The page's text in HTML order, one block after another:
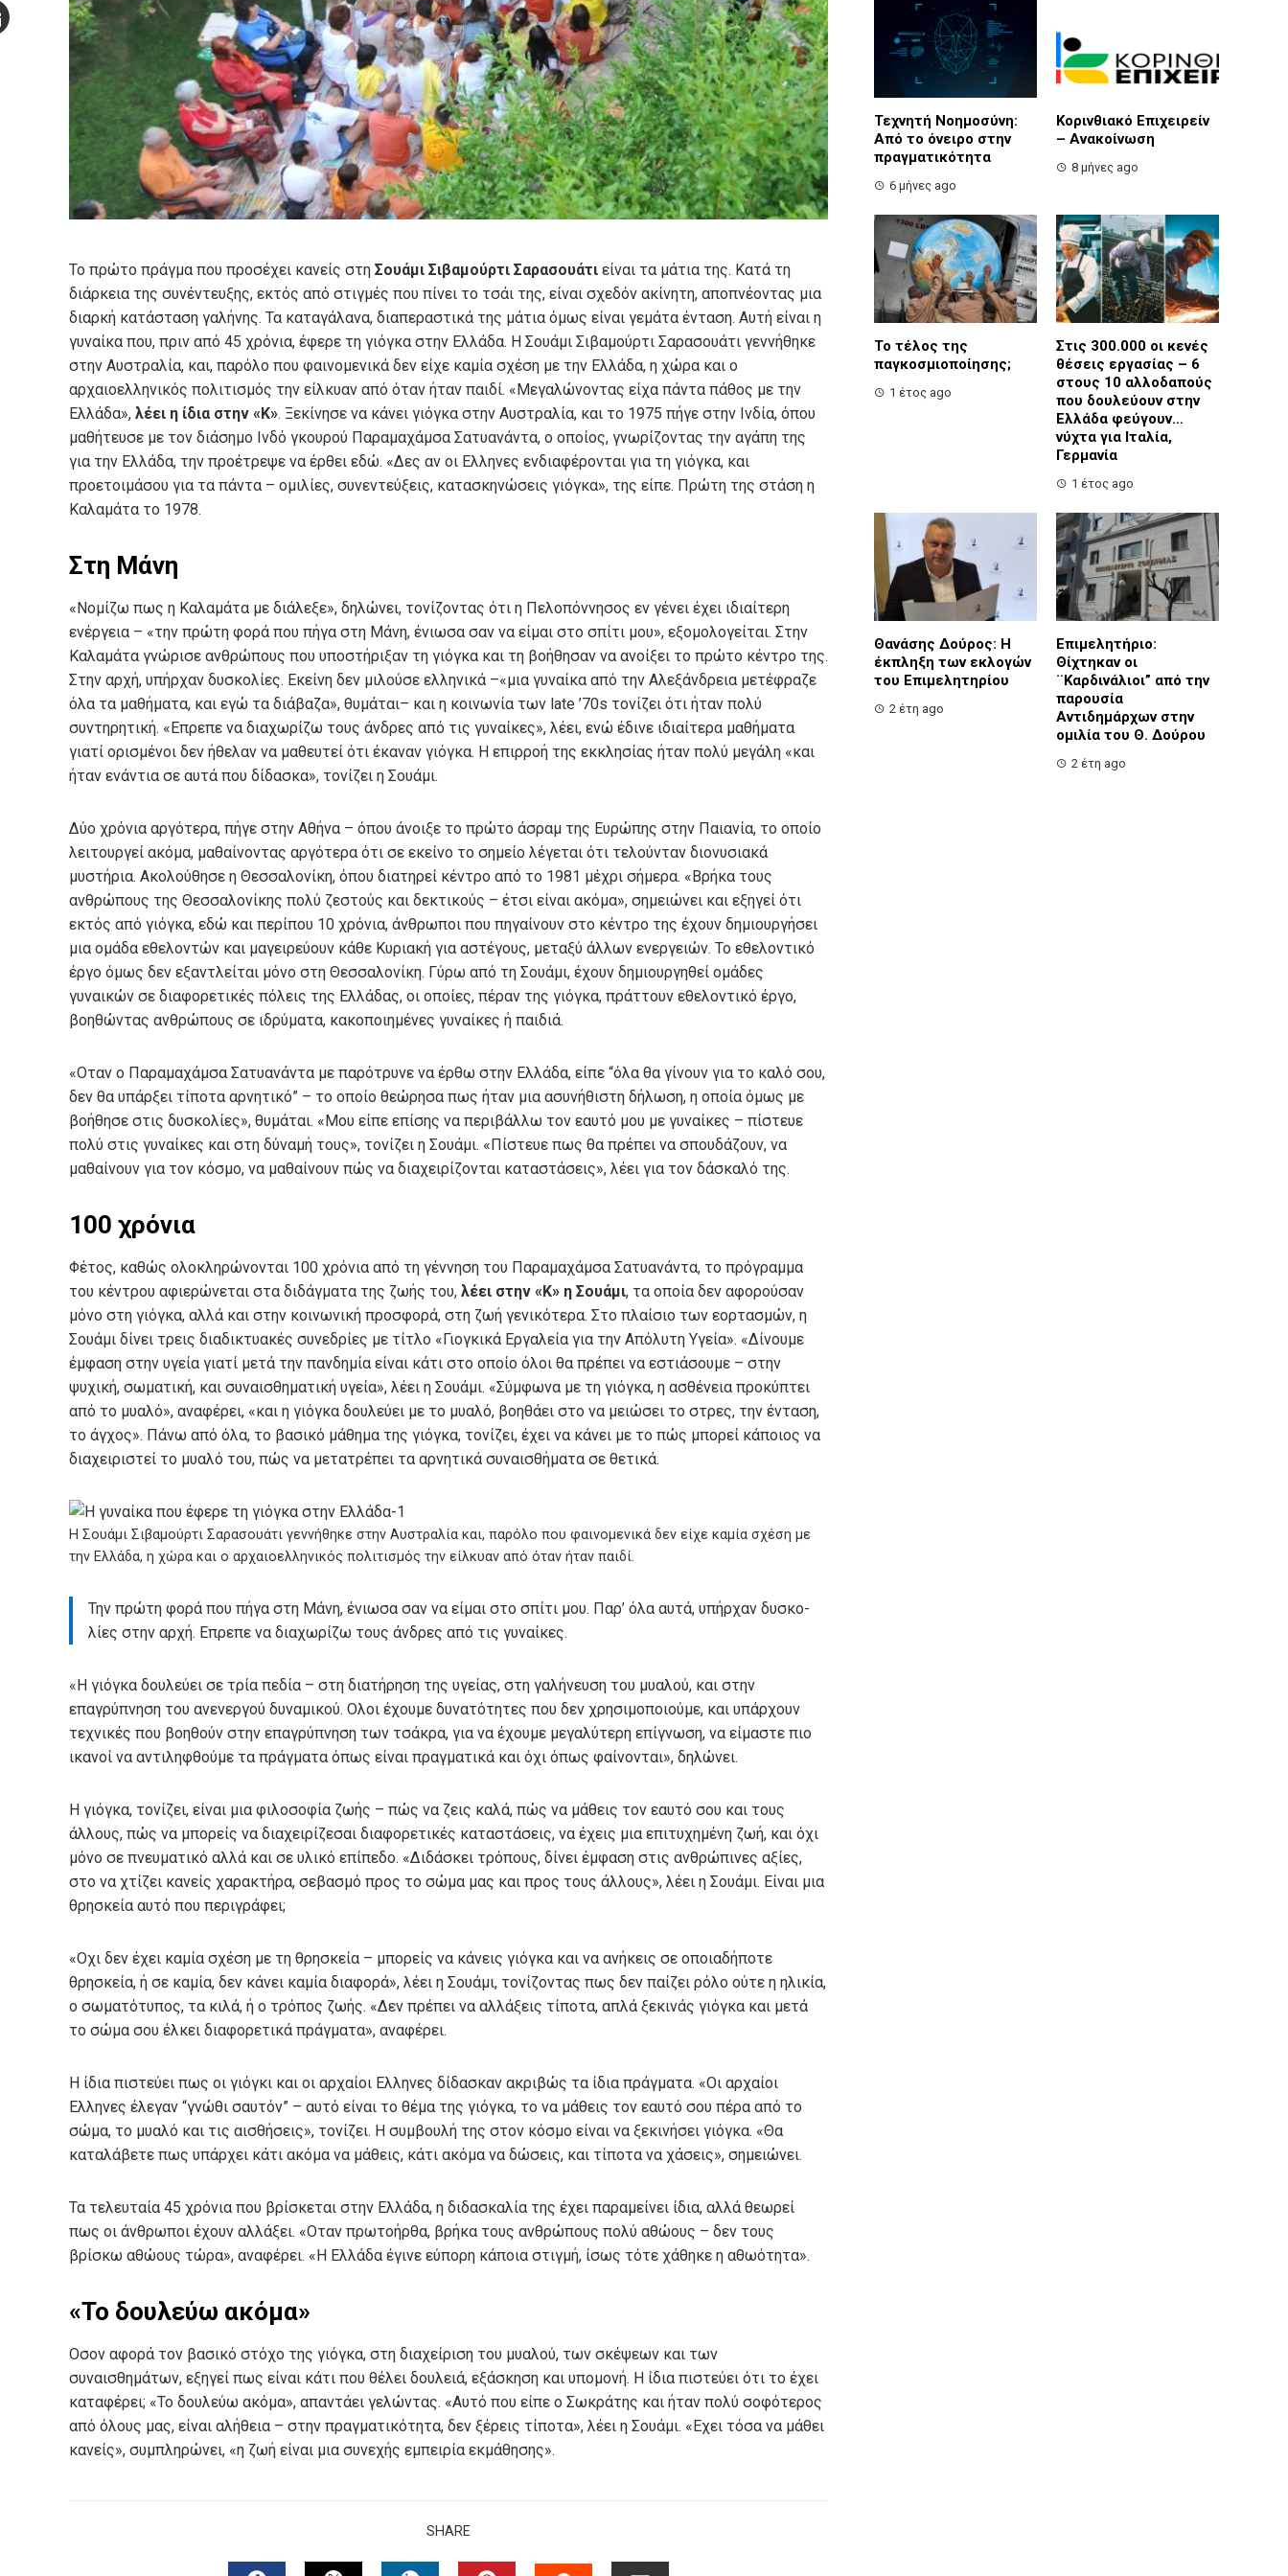
Το πρώτο πράγμα που προσέχει κανείς στη Σουάμι Σιβαμούρτι Σαρασουάτι είναι τα μάτια της. Κατά τη
διάρκεια της συνέντευξης, εκτός από στιγμές που πίνει το τσάι της, είναι σχεδόν ακίνητη, αποπνέοντας μια
διαρκή κατάσταση γαλήνης. Τα καταγάλανα, διαπεραστικά της μάτια όμως είναι γεμάτα ένταση. Αυτή είναι η
γυναίκα που, πριν από 45 χρόνια, έφερε τη γιόγκα στην Ελλάδα. Η Σουάμι Σιβαμούρτι Σαρασουάτι γεννήθηκε
στην Αυστραλία, και, παρόλο που φαινομενικά δεν είχε καμία σχέση με την Ελλάδα, η χώρα και ο
αρχαιοελληνικός πολιτισμός την είλκυαν από όταν ήταν παιδί. «Μεγαλώνοντας είχα πάντα πάθος με την
Ελλάδα», λέει η ίδια στην «Κ». Ξεκίνησε να κάνει γιόγκα στην Αυστραλία, και το 1975 πήγε στην Ινδία, όπου
μαθήτευσε με τον διάσημο Ινδό γκουρού Παραμαχάμσα Σατυανάντα, ο οποίος, γνωρίζοντας την αγάπη της
για την Ελλάδα, την προέτρεψε να έρθει εδώ. «Δες αν οι Ελληνες ενδιαφέρονται για τη γιόγκα, και
προετοιμάσου για τα πάντα – ομιλίες, συνεντεύξεις, κατασκηνώσεις γιόγκα», της είπε. Πρώτη της στάση η
Καλαμάτα το 1978.
Στη Μάνη
«Νομίζω πως η Καλαμάτα με διάλεξε», δηλώνει, τονίζοντας ότι η Πελοπόννησος εν γένει έχει ιδιαίτερη
ενέργεια – «την πρώτη φορά που πήγα στη Μάνη, ένιωσα σαν να είμαι στο σπίτι μου», εξομολογείται. Στην
Καλαμάτα γνώρισε ανθρώπους που υποστήριξαν τη γιόγκα και τη βοήθησαν να ανοίξει το πρώτο κέντρο της.
Στην αρχή, υπήρχαν δυσκολίες. Εκείνη δεν μιλούσε ελληνικά –«μια γυναίκα από την Αλεξάνδρεια μετέφραζε
όλα τα μαθήματα, και εγώ τα διάβαζα», θυμάται– και η κοινωνία των late ’70s τονίζει ότι ήταν πολύ
συντηρητική. «Επρεπε να διαχωρίζω τους άνδρες από τις γυναίκες», λέει, ενώ έδινε ιδιαίτερα μαθήματα
γιατί ορισμένοι δεν ήθελαν να μαθευτεί ότι έκαναν γιόγκα. Η επιρροή της εκκλησίας ήταν πολύ μεγάλη «και
ήταν ενάντια σε αυτά που δίδασκα», τονίζει η Σουάμι.
Δύο χρόνια αργότερα, πήγε στην Αθήνα – όπου άνοιξε το πρώτο άσραμ της Ευρώπης στην Παιανία, το οποίο
λειτουργεί ακόμα, μαθαίνοντας αργότερα ότι σε εκείνο το σημείο λέγεται ότι τελούνταν διονυσιακά
μυστήρια. Ακολούθησε η Θεσσαλονίκη, όπου διατηρεί κέντρο από το 1981 μέχρι σήμερα. «Βρήκα τους
ανθρώπους της Θεσσαλονίκης πολύ ζεστούς και δεκτικούς – έτσι είναι ακόμα», σημειώνει και εξηγεί ότι
εκτός από γιόγκα, εδώ και περίπου 10 χρόνια, άνθρωποι που πηγαίνουν στο κέντρο της έχουν δημιουργήσει
μια ομάδα εθελοντών και μαγειρεύουν κάθε Κυριακή για αστέγους, μεταξύ άλλων ενεργειών. Το εθελοντικό
έργο όμως δεν εξαντλείται μόνο στη Θεσσαλονίκη. Γύρω από τη Σουάμι, έχουν δημιουργηθεί ομάδες
γυναικών σε διαφορετικές πόλεις της Ελλάδας, οι οποίες, πέραν της γιόγκα, πράττουν εθελοντικό έργο,
βοηθώντας ανθρώπους σε ιδρύματα, κακοποιημένες γυναίκες ή παιδιά.
«Οταν ο Παραμαχάμσα Σατυανάντα με παρότρυνε να έρθω στην Ελλάδα, είπε “όλα θα γίνουν για το καλό σου,
δεν θα υπάρξει τίποτα αρνητικό” – το οποίο θεώρησα πως ήταν μια ασυνήθιστη δήλωση, η οποία όμως με
βοήθησε στις δυσκολίες», θυμάται. «Μου είπε επίσης να περιβάλλω τον εαυτό μου με γυναίκες – πίστευε
πολύ στις γυναίκες και στη δύναμή τους», τονίζει η Σουάμι. «Πίστευε πως θα πρέπει να σπουδάζουν, να
μαθαίνουν για τον κόσμο, να μαθαίνουν πώς να διαχειρίζονται καταστάσεις», λέει για τον δάσκαλό της.
100 χρόνια
Φέτος, καθώς ολοκληρώνονται 100 χρόνια από τη γέννηση του Παραμαχάμσα Σατυανάντα, το πρόγραμμα
του κέντρου αφιερώνεται στα διδάγματα της ζωής του, λέει στην «Κ» η Σουάμι, τα οποία δεν αφορούσαν
μόνο στη γιόγκα, αλλά και στην κοινωνική προσφορά, στη ζωή γενικότερα. Στο πλαίσιο των εορτασμών, η
Σουάμι δίνει τρεις διαδικτυακές συνεδρίες με τίτλο «Γιογκικά Εργαλεία για την Απόλυτη Υγεία». «Δίνουμε
έμφαση στην υγεία γιατί μετά την πανδημία είναι κάτι στο οποίο όλοι θα πρέπει να εστιάσουμε – στην
ψυχική, σωματική, και συναισθηματική υγεία», λέει η Σουάμι. «Σύμφωνα με τη γιόγκα, η ασθένεια προκύπτει
από το μυαλό», αναφέρει, «και η γιόγκα δουλεύει με το μυαλό, βοηθάει στο να μειώσει το στρες, την ένταση,
το άγχος». Πάνω από όλα, το βασικό μάθημα της γιόγκα, τονίζει, έχει να κάνει με το πώς μπορεί κάποιος να
διαχειριστεί το μυαλό του, πώς να μετατρέπει τα αρνητικά συναισθήματα σε θετικά.
Η Σουάμι Σιβαμούρτι Σαρασουάτι γεννήθηκε στην Αυστραλία και, παρόλο που φαινομενικά δεν είχε καμία σχέση με
την Ελλάδα, η χώρα και ο αρχαιοελληνικός πολιτισμός την είλκυαν από όταν ήταν παιδί.
Την πρώτη φορά που πήγα στη Μάνη, ένιωσα σαν να είμαι στο σπίτι μου. Παρ’ όλα αυτά, υπήρχαν δυσκο-
λίες στην αρχή. Επρεπε να διαχωρίζω τους άνδρες από τις γυναίκες.
«Η γιόγκα δουλεύει σε τρία πεδία – στη διατήρηση της υγείας, στη γαλήνευση του μυαλού, και στην
επαγρύπνηση του ανενεργού δυναμικού. Ολοι έχουμε δυνατότητες που δεν χρησιμοποιούμε, και υπάρχουν
τεχνικές που βοηθούν στην επαγρύπνηση των τσάκρα, για να έχουμε μεγαλύτερη επίγνωση, να είμαστε πιο
ικανοί να αντιληφθούμε τα πράγματα όπως είναι πραγματικά και όχι όπως φαίνονται», δηλώνει.
Η γιόγκα, τονίζει, είναι μια φιλοσοφία ζωής – πώς να ζεις καλά, πώς να μάθεις τον εαυτό σου και τους
άλλους, πώς να μπορείς να διαχειρίζεσαι διαφορετικές καταστάσεις, να έχεις μια επιτυχημένη ζωή, και όχι
μόνο σε πνευματικό αλλά και σε υλικό επίπεδο. «Διδάσκει τρόπους, δίνει έμφαση στις ανθρώπινες αξίες,
στο να χτίζει κανείς χαρακτήρα, σεβασμό προς το σώμα μας και προς τους άλλους», λέει η Σουάμι. Είναι μια
θρησκεία αυτό που περιγράφει;
«Οχι δεν έχει καμία σχέση με τη θρησκεία – μπορείς να κάνεις γιόγκα και να ανήκεις σε οποιαδήποτε
θρησκεία, ή σε καμία, δεν κάνει καμία διαφορά», λέει η Σουάμι, τονίζοντας πως δεν παίζει ρόλο ούτε η ηλικία,
ο σωματότυπος, τα κιλά, ή ο τρόπος ζωής. «Δεν πρέπει να αλλάξεις τίποτα, απλά ξεκινάς γιόγκα και μετά
το σώμα σου έλκει διαφορετικά πράγματα», αναφέρει.
Η ίδια πιστεύει πως οι γιόγκι και οι αρχαίοι Ελληνες δίδασκαν ακριβώς τα ίδια πράγματα. «Οι αρχαίοι
Ελληνες έλεγαν “γνώθι σαυτόν” – αυτό είναι το θέμα της γιόγκα, το να μάθεις τον εαυτό σου πέρα από το
σώμα, το μυαλό και τις αισθήσεις», τονίζει. Η συμβουλή της στον κόσμο είναι να ξεκινήσει γιόγκα. «Θα
καταλάβετε πως υπάρχει κάτι ακόμα να μάθεις, κάτι ακόμα να δώσεις, και τίποτα να χάσεις», σημειώνει.
Τα τελευταία 45 χρόνια που βρίσκεται στην Ελλάδα, η διδασκαλία της έχει παραμείνει ίδια, αλλά θεωρεί
πως οι άνθρωποι έχουν αλλάξει. «Οταν πρωτοήρθα, βρήκα τους ανθρώπους πολύ αθώους – δεν τους
βρίσκω αθώους τώρα», αναφέρει. «Η Ελλάδα έγινε εύπορη κάποια στιγμή, ίσως τότε χάθηκε η αθωότητα».
«Το δουλεύω ακόμα»
Οσον αφορά τον βασικό στόχο της γιόγκα, στη διαχείριση του μυαλού, των σκέψεων και των
συναισθημάτων, εξηγεί πως είναι κάτι που θέλει δουλειά, εξάσκηση και υπομονή. Η ίδια πιστεύει ότι το έχει
καταφέρει; «Το δουλεύω ακόμα», απαντάει γελώντας. «Αυτό που είπε ο Σωκράτης και ήταν πολύ σοφότερος
από όλους μας, είναι αλήθεια – στην πραγματικότητα, δεν ξέρεις τίποτα», λέει η Σουάμι. «Εχει τόσα να μάθει
κανείς», συμπληρώνει, «η ζωή είναι μια συνεχής εμπειρία εκμάθησης».
SHARE
Τεχνητή Νοημοσύνη:
Από το όνειρο στην
πραγματικότητα
6 μήνες ago
Κορινθιακό Επιχειρείν
– Ανακοίνωση
8 μήνες ago
Το τέλος της
παγκοσμιοποίησης;
1 έτος ago
Στις 300.000 οι κενές
θέσεις εργασίας – 6
στους 10 αλλοδαπούς
που δουλεύουν στην
Ελλάδα φεύγουν…
νύχτα για Ιταλία,
Γερμανία
1 έτος ago
Θανάσης Δούρος: Η
έκπληξη των εκλογών
του Επιμελητηρίου
2 έτη ago
Επιμελητήριο:
Θίχτηκαν οι
¨Καρδινάλιοι” από την
παρουσία
Αντιδημάρχων στην
ομιλία του Θ. Δούρου
2 έτη ago